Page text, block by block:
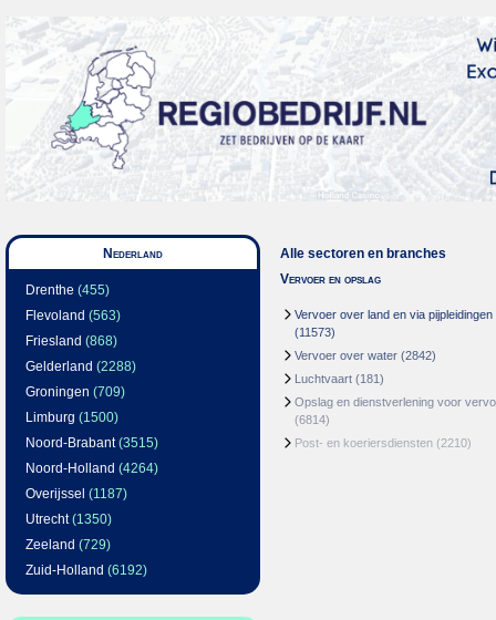
Nederland
Drenthe (455)
Flevoland (563)
Friesland (868)
Gelderland (2288)
Groningen (709)
Limburg (1500)
Noord-Brabant(3515)
Noord-Holland (4264)
Overijssel (1187)
Utrecht(1350)
Zeeland (729)
Zuid-Holland (6192)
Alle sectoren en branches
Vervoer en opslag
Vervoer over land en via pijpleidingen
(11573)
Vervoer over water (2842)
Luchtvaart (181)
Opslag en dienstverlening voor
(6814)
Post- en koeriersdiensten (2210)